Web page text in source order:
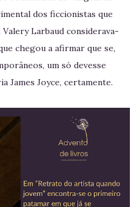
dos ficcionistas que
Larbaud considerava-
chegou a afirmar que se,
um só devesse
James Joyce, certamente.